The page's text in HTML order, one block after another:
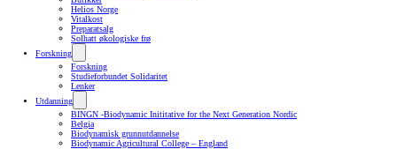
Helios Norge
Vitalkost
Preparatsalg
Solhatt økologiske frø
Forskning
Forskning
Studieforbundet Solidaritet
Lenker
Utdanning
BINGN -Biodynamic Inititative for the Next Generation Nordic
Belgia
Biodynamisk grunnutdannelse
Biodynamic Agricultural College – England